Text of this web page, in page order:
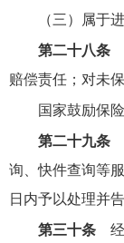
（三）属于
第二十八条
赔偿责任；对未
国家鼓励保
第二十九条
询、快件查询等
日内予以处理并
第三十条经